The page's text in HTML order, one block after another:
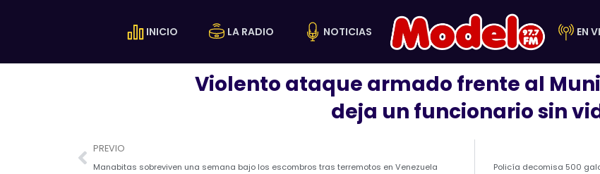
INICIO LA RADIO NOTICIAS EN
Violento ataque armado frente al
deja un funcionario sin
Prev
PREVIO
Manabitas sobreviven una semana bajo los escombros tras terremotos en Venezuela Policía decomisa 500